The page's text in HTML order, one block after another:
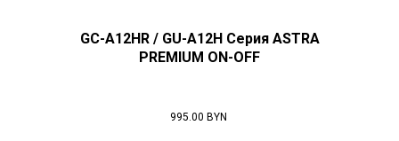
GC-A12HR / GU-A12H Серия ASTRA
PREMIUM ON-OFF
995.00 BYN